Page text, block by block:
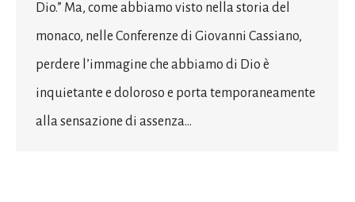
Dio.” Ma, come abbiamo visto nella storia del
monaco, nelle Conferenze di Giovanni Cassiano,
perdere l’immagine che abbiamo di Dio è
inquietante e doloroso e porta temporaneamente
alla sensazione di assenza…